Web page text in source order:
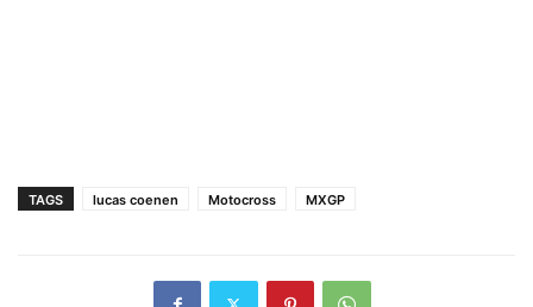
TAGS lucas coenen Motocross MXGP